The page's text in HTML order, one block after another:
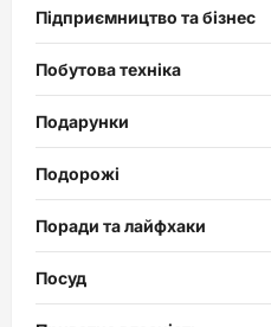
Підприємництво та бізнес
Побутова техніка
Подарунки
Подорожі
Поради та лайфхаки
Посуд